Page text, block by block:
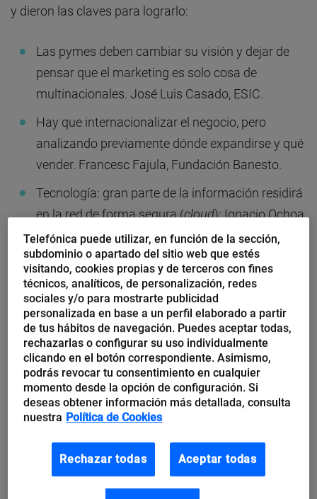
y dieron las claves para lograrlo:
Las pymes deben cambiar su visión y dejar de
pensar que el marketing es solo cosa de
multinacionales. José Luis Casado, ESIC.
Hay que internacionalizar el negocio, pero
analizando previamente dónde expandirse y qué
vender. Francesc Fajula, Fundación Banesto.
Tecnología: gran parte de la información residirá
en la red de forma segura (cloud): Ignacio Ochoa,
Telefónica.
El equipo, las personas, son uno de los
elementos más importantes, tanto para crecer
como para innovar: Juan Luis Polo, Territorio
creativo
Financiación: Hay miles de ideas, y muy buenas,
pero en este momento el factor limitativo es la
financiación: Emilio Temiño, Microsoft.
Romper barreras. Es preciso vencer el complejo
de inferioridad que se tiene en España. Juan Luis
Ramos. Sage.
Telefónica puede utilizar, en función de la sección,
subdominio o apartado del sitio web que estés
visitando, cookies propias y de terceros con fines
técnicos, analíticos, de personalización, redes
sociales y/o para mostrarte publicidad
personalizada en base a un perfil elaborado a partir
de tus hábitos de navegación. Puedes aceptar todas,
rechazarlas o configurar su uso individualmente
clicando en el botón correspondiente. Asimismo,
podrás revocar tu consentimiento en cualquier
momento desde la opción de configuración. Si
deseas obtener información más detallada, consulta
nuestra Política de Cookies
Rechazar todas Aceptar todas